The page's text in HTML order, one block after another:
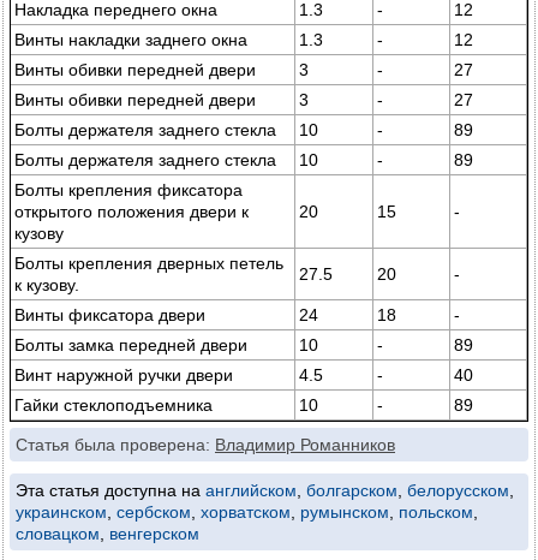
Накладка переднего окна 1.3 -
12
Винты накладки заднего окна
1.3 -
12
Винты обивки передней двери
3 -
27
Винты обивки передней двери
3 -
27
Болты держателя заднего стекла
10 -
89
Болты держателя заднего стекла
10 -
89
Болты крепления фиксатора
открытого положения двери к
кузову
20 15 -
Болты крепления дверных петель
к кузову.
27.5 20 -
Винты фиксатора двери 24 18
-
Болты замка передней двери
10 -
89
Винт наружной ручки двери
4.5 -
40
Гайки стеклоподъемника
10 - 89
Статья была проверена: Владимир Романников
Эта статья доступна на английском болгарском белорусском
украинском сербском хорватском румынском польском
словацком
венгерском